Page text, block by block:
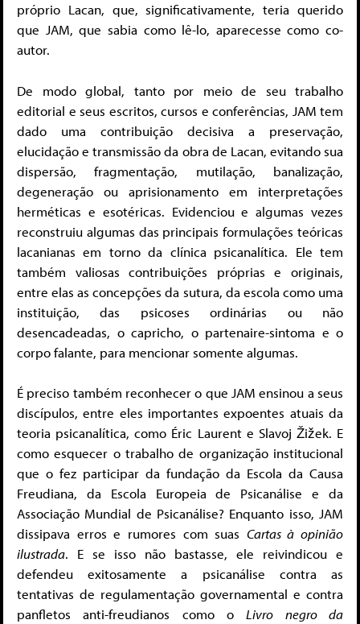
próprio Lacan, que, significativamente, teria querido
que JAM, que sabia como lê-lo, aparecesse como co-
autor.
De modo global, tanto por meio de seu trabalho
editorial e seus escritos, cursos e conferências, JAM tem
dado uma contribuição decisiva a preservação,
elucidação e transmissão da obra de Lacan, evitando sua
dispersão, fragmentação, mutilação, banalização,
degeneração ou aprisionamento em interpretações
herméticas e esotéricas. Evidenciou e algumas vezes
reconstruiu algumas das principais formulações teóricas
lacanianas em torno da clínica psicanalítica. Ele tem
também valiosas contribuições próprias e originais,
entre elas as concepções da sutura, da escola como uma
instituição, das psicoses ordinárias ou não
desencadeadas, o capricho, o partenaire-sintoma e o
corpo falante, para mencionar somente algumas.
É preciso também reconhecer o que JAM ensinou a seus
discípulos, entre eles importantes expoentes atuais da
teoria psicanalítica, como Éric Laurent e Slavoj Žižek. E
como esquecer o trabalho de organização institucional
que o fez participar da fundação da Escola da Causa
Freudiana, da Escola Europeia de Psicanálise e da
Associação Mundial de Psicanálise? Enquanto isso, JAM
dissipava erros e rumores com suas Cartas à opinião
ilustrada. E se isso não bastasse, ele reivindicou e
defendeu exitosamente a psicanálise contra as
tentativas de regulamentação governamental e contra
panfletos anti-freudianos como oLivro negro da